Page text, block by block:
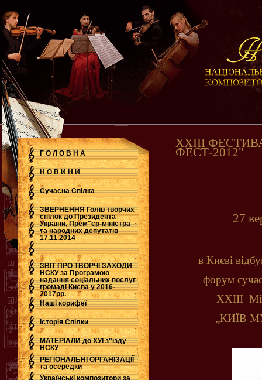
Г О Л О В Н А
Н О В И Н И
Сучасна Cпілка
ЗВЕРНЕННЯ Голів творчих
спілок до Президента
України, Прем"єр-міністра
та народних депутатів
17.11.2014
.
ЗВІТ ПРО ТВОРЧІ ЗАХОДИ
НСКУ за Програмою
надання соціальних послуг
громаді Києва у 2016-
2017рр.
.
Наші корифеї
Історія Спілки
МАТЕРІАЛИ до ХУІ з"їзду
НСКУ
РЕГІОНАЛЬНІ ОРГАНІЗАЦІЇ
та осередки
Українські композитори за
ХХІІI
ФЕСТ-2012"
27
в Києві
форум
ХХІІІ
„КИЇВ